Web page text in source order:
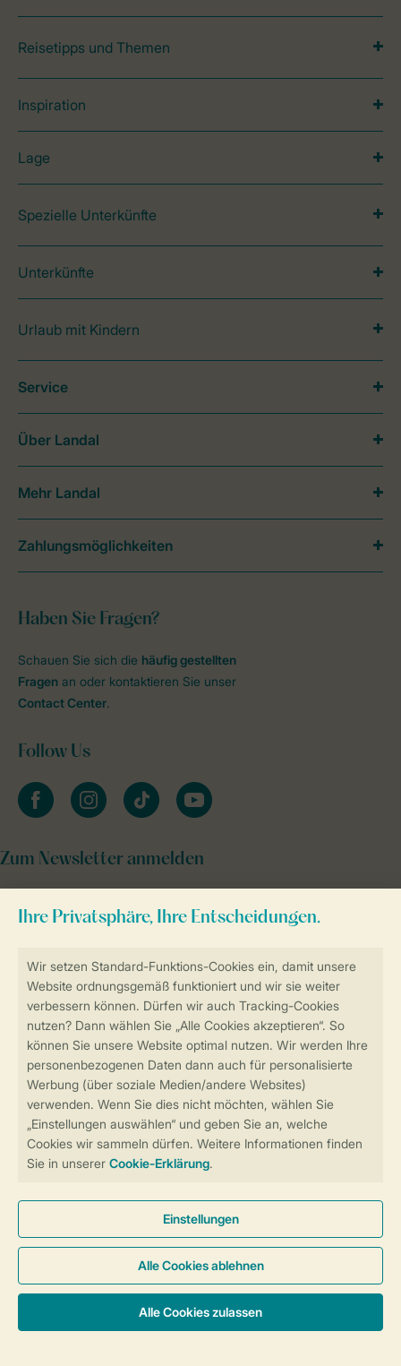
Sicherstellung Deiner Privatsphäre
Sicher und schnell zur Online-Buchung
Sichere Datenübertragung
Sicheres Bezahlen
Reisetipps und Themen
Inspiration
Lage
Spezielle Unterkünfte
Unterkünfte
Urlaub mit Kindern
Haben Sie Fragen?
Schauen Sie sich die häufig gestellten
Fragen an oder kontaktieren Sie unser
Contact Center.
Follow Us
facebookinstagramtiktok youtube
Zum Newsletter anmelden
Service
Über Landal
Mehr Landal
Zahlungsmöglichkeiten
Cookies und Banner
Barrierefreiheit
© 2026 Landal GreenParks GmbH